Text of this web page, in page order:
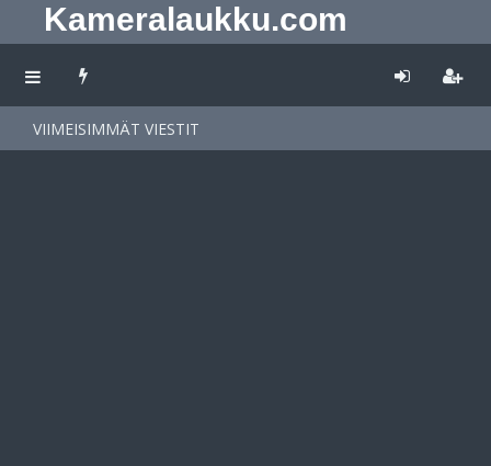
Kameralaukku.com
VIIMEISIMMÄT VIESTIT